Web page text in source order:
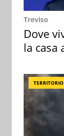
Treviso
Dove
la casa
TERRITORIO